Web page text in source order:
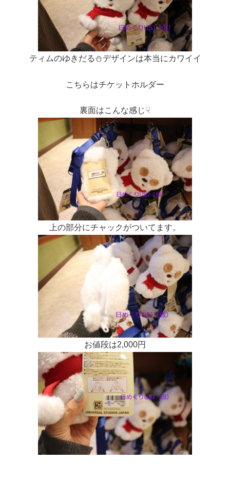
ティムのゆきだる⛄デザインは本当にカワイイ
こちらはチケットホルダー
裏面はこんな感じ☟
上の部分にチャックがついてます。
お値段は2,000円